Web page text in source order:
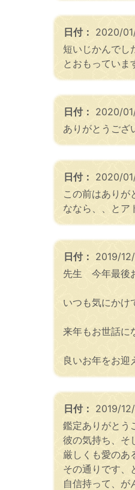
日付： 2020/
短いじかんでし
とおもっていま
日付： 2020/
ありがとうござ
日付： 2020/
この前はありが
ななら、、とア
日付： 2019/
先生 今年最後
いつも気にかけ
来年もお世話に
良いお年をお迎
日付： 2019/
鑑定ありがとう
彼の気持ち、そ
厳しくも愛のあ
その通りです、
自信持って、が